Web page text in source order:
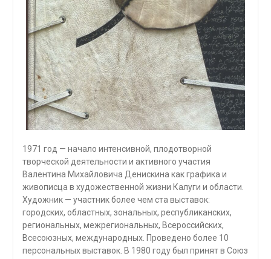
1971 год — начало интенсивной, плодотворной
творческой деятельности и активного участия
Валентина Михайловича Денискина как графика и
живописца в художественной жизни Калуги и области.
Художник — участник более чем ста выставок:
городских, областных, зональных, республиканских,
региональных, межрегиональных, Всероссийских,
Всесоюзных, международных. Проведено более 10
персональных выставок. В 1980 году был принят в Союз